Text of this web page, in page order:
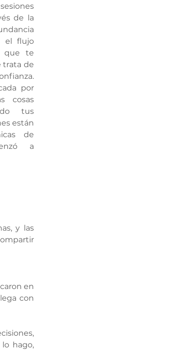
de la
el flujo
que te
trata de
por
cosas
tus
están
de
a
y las
en
con
hago,